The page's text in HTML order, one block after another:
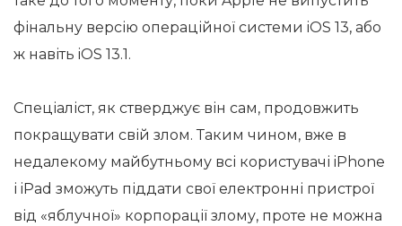
фінальну версію операційної системи iOS 13, або
ж навіть iOS 13.1.
Спеціаліст, як стверджує він сам, продовжить
покращувати свій злом. Таким чином, вже в
недалекому майбутньому всі користувачі iPhone
і iPad зможуть піддати свої електронні пристрої
від «яблучної» корпорації злому, проте не можна